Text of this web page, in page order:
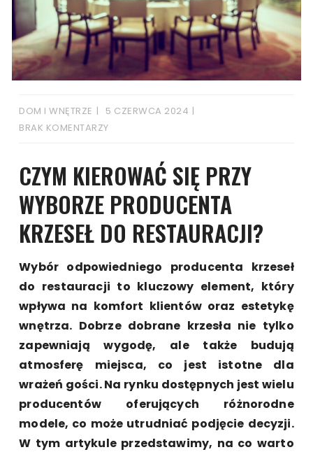
DOM I WNĘTRZE
5 CZERWCA 2024
BRAK KOMENTARZY
CZYM KIEROWAĆ SIĘ PRZY
WYBORZE PRODUCENTA
KRZESEŁ DO RESTAURACJI?
Wybór odpowiedniego producenta krzeseł
do restauracji to kluczowy element, który
wpływa na komfort klientów oraz estetykę
wnętrza. Dobrze dobrane krzesła nie tylko
zapewniają wygodę, ale także budują
atmosferę miejsca, co jest istotne dla
wrażeń gości. Na rynku dostępnych jest wielu
producentów oferujących różnorodne
modele, co może utrudniać podjęcie decyzji.
W tym artykule przedstawimy, na co warto